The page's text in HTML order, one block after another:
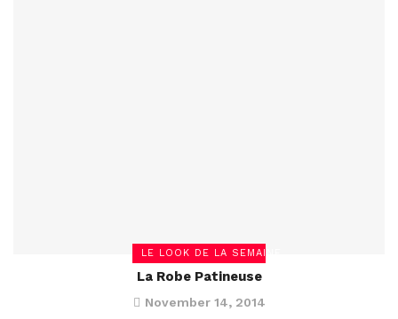
LE LOOK DE LA SEMAINE
La Robe Patineuse
November 14, 2014